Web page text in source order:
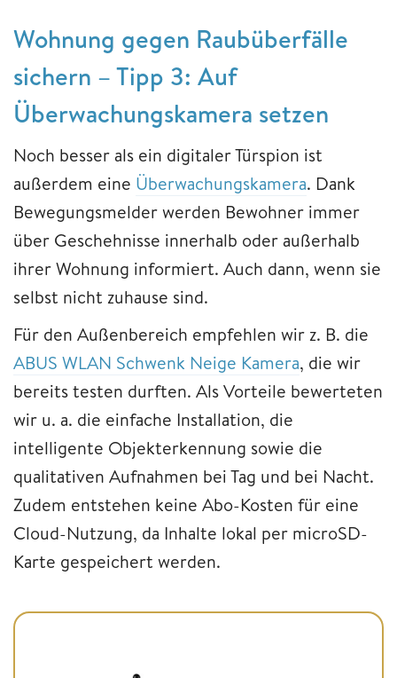
Wohnung gegen Raubüberfälle
sichern – Tipp 3: Auf
Überwachungskamera setzen
Noch besser als ein digitaler Türspion ist
außerdem eine Überwachungskamera. Dank
Bewegungsmelder werden Bewohner immer
über Geschehnisse innerhalb oder außerhalb
ihrer Wohnung informiert. Auch dann, wenn sie
selbst nicht zuhause sind.
Für den Außenbereich empfehlen wir z. B. die
ABUS WLAN Schwenk Neige Kamera, die wir
bereits testen durften. Als Vorteile bewerteten
wir u. a. die einfache Installation, die
intelligente Objekterkennung sowie die
qualitativen Aufnahmen bei Tag und bei Nacht.
Zudem entstehen keine Abo-Kosten für eine
Cloud-Nutzung, da Inhalte lokal per microSD-
Karte gespeichert werden.